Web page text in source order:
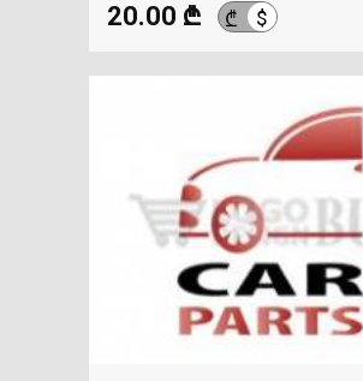
20.00 ₾ ₾ $